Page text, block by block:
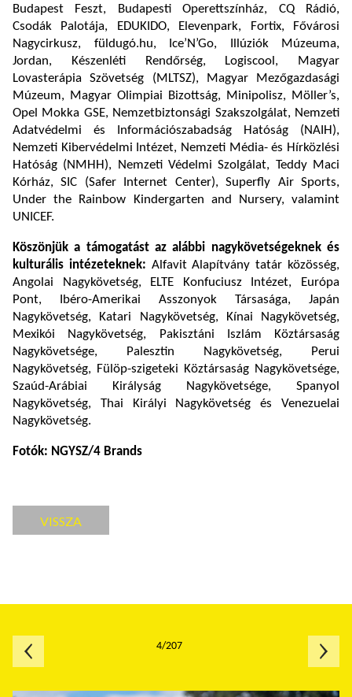
Budapest Feszt, Budapesti Operettszínház, CQ Rádió,
Csodák Palotája, EDUKIDO, Elevenpark, Fortix, Fővárosi
Nagycirkusz, füldugó.hu, Ice’N’Go, Illúziók Múzeuma,
Jordan, Készenléti Rendőrség, Logiscool, Magyar
Lovasterápia Szövetség (MLTSZ), Magyar Mezőgazdasági
Múzeum, Magyar Olimpiai Bizottság, Minipolisz, Möller’s,
Opel Mokka GSE, Nemzetbiztonsági Szakszolgálat, Nemzeti
Adatvédelmi és Információszabadság Hatóság (NAIH),
Nemzeti Kibervédelmi Intézet, Nemzeti Média- és Hírközlési
Hatóság (NMHH), Nemzeti Védelmi Szolgálat, Teddy Maci
Kórház, SIC (Safer Internet Center), Superfly Air Sports,
Under the Rainbow Kindergarten and Nursery, valamint
UNICEF.
Köszönjük a támogatást az alábbi nagykövetségeknek és
kulturális intézeteknek: Alfavit Alapítvány tatár közösség,
Angolai Nagykövetség, ELTE Konfuciusz Intézet, Európa
Pont, Ibéro-Amerikai Asszonyok Társasága, Japán
Nagykövetség, Katari Nagykövetség, Kínai Nagykövetség,
Mexikói Nagykövetség, Pakisztáni Iszlám Köztársaság
Nagykövetsége, Palesztin Nagykövetség, Perui
Nagykövetség, Fülöp-szigeteki Köztársaság Nagykövetsége,
Szaúd-Arábiai Királyság Nagykövetsége, Spanyol
Nagykövetség, Thai Királyi Nagykövetség és Venezuelai
Nagykövetség.
Fotók: NGYSZ/4 Brands
VISSZA
4/207